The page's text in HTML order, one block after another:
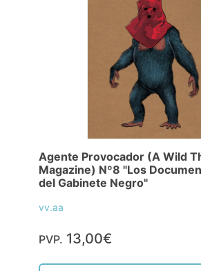
Agente Provocador (A Wild
Magazine) Nº8 "Los
del Gabinete Negro"
vv.aa
PVP. 13,00€